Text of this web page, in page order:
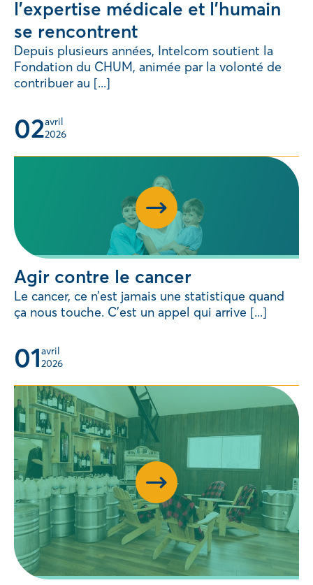
l’expertise médicale et l’humain
se rencontrent
Depuis plusieurs années, Intelcom soutient la
Fondation du CHUM, animée par la volonté de
contribuer au [...]
02avril
2026
Agir contre le cancer
Le cancer, ce n’est jamais une statistique quand
ça nous touche. C’est un appel qui arrive [...]
01avril
2026